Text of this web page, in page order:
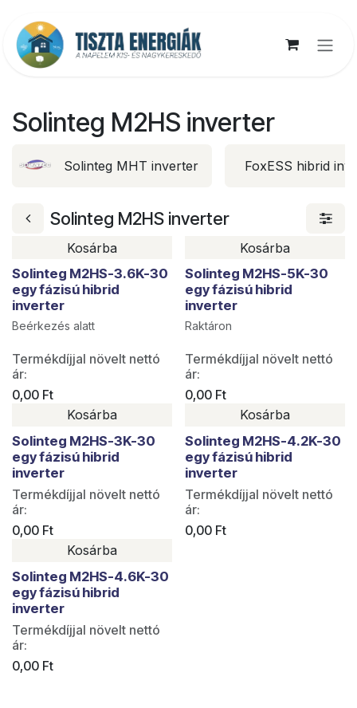
Solinteg M2HS inverter
Solinteg MHT inverter FoxESS hibrid
Solinteg M2HS inverter
Solinteg M2HS-3.6K-30
egy fázisú hibrid
inverter
Beérkezés alatt
Kosárba
Termékdíjjal növelt nettó
ár:
0,00 Ft
Solinteg M2HS-5K-30
egy fázisú hibrid
inverter
Raktáron
Kosárba
Termékdíjjal növelt nettó
ár:
0,00Ft
Solinteg M2HS-3K-30
egy fázisú hibrid
inverter
Kosárba
Termékdíjjal növelt nettó
ár:
0,00 Ft
Solinteg M2HS-4.2K-30
egy fázisú hibrid
inverter
Kosárba
Termékdíjjal növelt nettó
ár:
0,00Ft
Solinteg M2HS-4.6K-30
egy fázisú hibrid
inverter
Kosárba
Termékdíjjal növelt nettó
ár:
0,00 Ft